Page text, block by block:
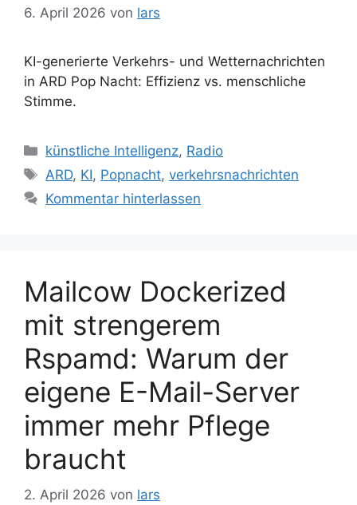
6. April 2026 von lars
KI-generierte Verkehrs- und Wetternachrichten
in ARD Pop Nacht: Effizienz vs. menschliche
Stimme.
Kategorien
künstliche Intelligenz, Radio
Schlagwörter
ARD, KI, Popnacht,verkehrsnachrichten
Kommentar hinterlassen
Mailcow Dockerized
mit strengerem
Rspamd: Warum der
eigene E-Mail-Server
immer mehr Pflege
braucht
2. April 2026 von lars